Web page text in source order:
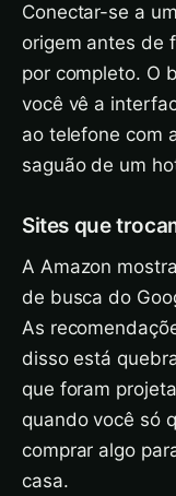
Conectar-se a
origem antes de
por completo. O
você vê a
ao telefone com
saguão de um
Sites que
A Amazon
de busca do
As
disso está
que foram
quando você só
comprar algo
casa.